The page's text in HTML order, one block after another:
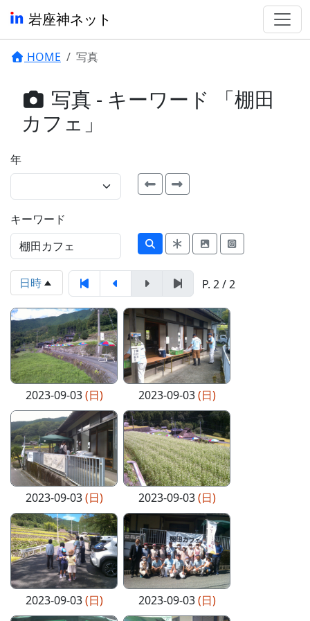
岩座神ネット
HOME 写真
写真 - キーワード 「棚田
カフェ」
年
キーワード
日時 P. 2 / 2
2023-09-03(日) 2023-09-03(日)
2023-09-03(日) 2023-09-03(日)
2023-09-03(日) 2023-09-03(日)